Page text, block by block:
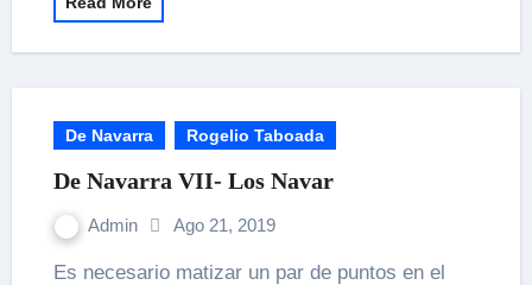
De Navarra Rogelio Taboada
De Navarra VII- Los Navar
Admin Ago 21, 2019
Es necesario matizar un par de puntos en el